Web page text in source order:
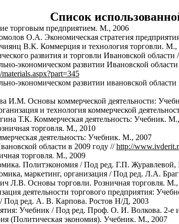
Список
торговым предприятием. М., 2006
О.А. Экономическая стратегия
В.К. Коммерция и технология торговли. М.,
развития и торговли Ивановской области
экономическом развитии Ивановской области
экономическом развитии ивановской области
И.М. Основы коммерческой деятельности:
и технология коммерческой
Т.К. Коммерческая деятельность: Учебник.
торговля. М., 2010
деятельность: Учебник. М., 2007
области в 2009 году //http://
торговля. М., 2009
Политэкономия / Под ред. Г.П.
маркетинг, организация / Под ред. Л.А.
Л.В. Основы торговли. Розничная торговля. М.,
деятельности торгового предприятия:
Под ред. А. В. Карпова. Ростов Н/Д, 2003
Учебник / Под ред. Проф. О. И. Волкова. 2-е
(Политическая экономия). Учебник. М., 2007